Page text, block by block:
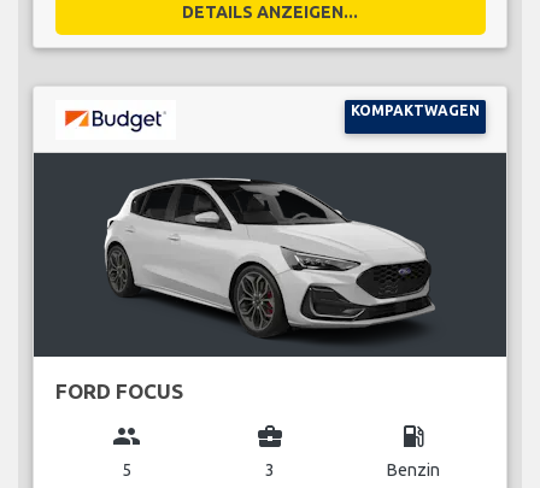
DETAILS ANZEIGEN...
KOMPAKTWAGEN
FORD FOCUS
group
5
business_center
3
local_gas_station
Benzin